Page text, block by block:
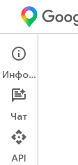
Android
Руководства
Информация
Чат
API